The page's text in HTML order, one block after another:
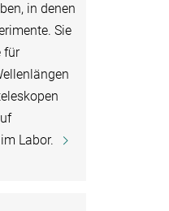
in denen
Sie
für
Labor.